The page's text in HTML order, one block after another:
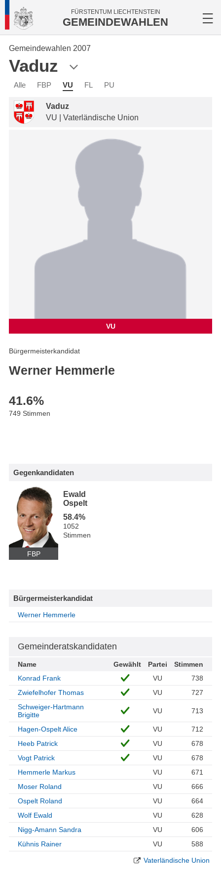
FÜRSTENTUM LIECHTENSTEIN
GEMEINDEWAHLEN
Gemeindewahlen 2007
Vaduz
Alle FBP VU FL PU
Vaduz
VU | Vaterländische Union
VU
Bürgermeisterkandidat
Werner Hemmerle
41.6%
749 Stimmen
Gegenkandidaten
FBP
Ewald
Ospelt
58.4%
1052
Stimmen
Bürgermeisterkandidat
Werner Hemmerle
Gemeinderatskandidaten
Name Gewählt Partei
Stimmen
Konrad Frank
VU
738
Zwiefelhofer Thomas
VU
727
Schweiger-Hartmann
Brigitte
VU 713
Hagen-Ospelt Alice VU
712
Heeb Patrick
VU
678
Vogt Patrick
VU
678
Hemmerle Markus
VU
671
Moser Roland
VU
666
Ospelt Roland
VU
664
Wolf Ewald
VU
628
Nigg-Amann Sandra
VU
606
Kühnis Rainer
VU 588
Vaterländische Union